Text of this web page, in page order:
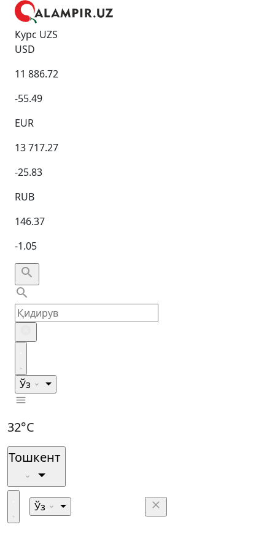
Курс UZS
USD
11 886.72
-55.49
EUR
13 717.27
-25.83
RUB
146.37
-1.05
Ўз
32°C
Тошкент
Ўз